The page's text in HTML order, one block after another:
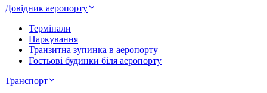
Довідник аеропорту
Термінали
Паркування
Транзитна зупинка в аеропорту
Гостьові будинки біля аеропорту
Транспорт